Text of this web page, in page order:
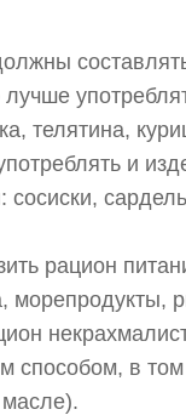
телятина,
и
сосиски,
рацион
морепродукты,
способом, в